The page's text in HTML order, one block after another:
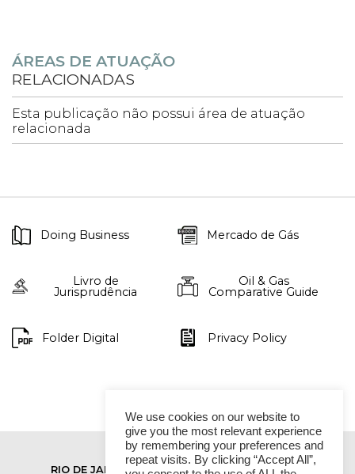
ÁREAS DE ATUAÇÃO
RELACIONADAS
Esta publicação não possui área de atuação
relacionada
Doing Business Mercado de Gás
Livro de
Jurisprudência
Oil & Gas
Comparative Guide
Folder Digital Privacy Policy
RIO DE JANEIRO SÃO PAULO
We use cookies on our website to
give you the most relevant experience
by remembering your preferences and
repeat visits. By clicking “Accept All”,